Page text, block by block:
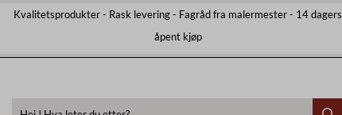
Kvalitetsprodukter - Rask levering - Fagråd fra malermester - 14 dagers
åpent kjøp